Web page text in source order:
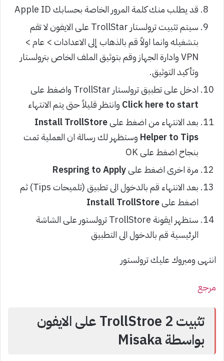
قد يطلب منك كلمة المرور الخاصة بحسابك Apple ID
سيتم تثبيت ترولستار TrollStar على الايفون لا تقم
بتشغيله وانما اولاً قم بالذهاب إلى الاعدادات > عام >
VPN وادارة الجهاز وقم بتوثيق الملف الخاص بترولستار
وتأكيد التوثيق.
ادخل على تطبيق ترولستار TrollStar واضغط على
Click here to start وانتظر قليلاً حتى يتم الانتهاء
بعد الانتهاء من اضغط علىInstall TrollStore
Helper to Tips وستظهر لك رسالة ان العملية تمت
بنجاح اضغط على OK
مرة اخرى اضغط علىRespring to Apply
بعد الانتهاء قم بالدخول الى تطبيق (تلميحات Tips) ثم
اضغط علىInstall TrollStore
ستظهر ايقونة TrollStore ترولستور على الشاشة
الرئيسية قم بالدخول الى التطبيق
انتهى ومبروك عليك ترولستور
مرجع
تثبيت TrollStroe 2 على الايفون
بواسطة Misaka